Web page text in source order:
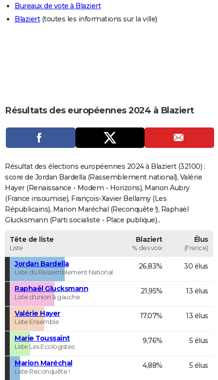
Art de vivre
Bien-être
Loisirs
Mode
Modes de vie
CARTE DE VOEUX
Carte de Noël
Carte Bonne année
Carte Saint-Valentin
Carte Pâques
Carte d'anniversaire
DICTIONNAIRE
Dictionnaire
Biographies
Citations
Expressions
Proverbes
PROGRAMME TV
COPAINS D'AVANT
S'inscrire
Se connecter
Lycées
Collèges
Primaires
Universités
Entreprises
Service militaire
Avis de recherche
AVIS DE DÉCÈS
FORUM
Bureaux de vote à Blaziert
Blaziert(toutes les informations sur la ville)
Résultats des européennes 2024 à Blaziert
Résultat des élections européennes 2024 à Blaziert (32100) :
score de Jordan Bardella (Rassemblement national), Valérie
Hayer (Renaissance - Modem - Horizons), Manon Aubry
(France insoumise), François-Xavier Bellamy (Les
Républicains), Marion Maréchal (Reconquête !), Raphaël
Glucksmann (Parti socialiste - Place publique)...
Tête de liste
Liste
Blaziert
% des voix
Élus
(France)
Jordan Bardella
Liste du Rassemblement National
26,83% 30 élus
Raphaël Glucksmann
Liste d'union à gauche
21,95% 13 élus
Valérie Hayer
Liste Ensemble
17,07% 13 élus
Marie Toussaint
Liste Les Ecologistes
9,76% 5 élus
Marion Maréchal
Liste Reconquête !
4,88% 5 élus